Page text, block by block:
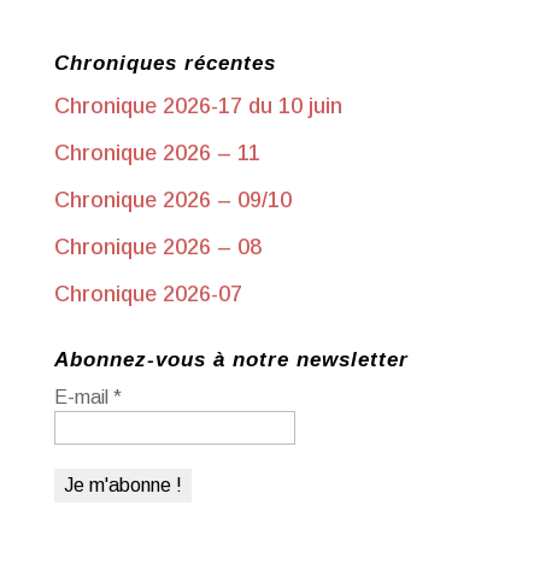
Chroniques récentes
Chronique 2026-17 du 10 juin
Chronique 2026 – 11
Chronique 2026 – 09/10
Chronique 2026 – 08
Chronique 2026-07
Abonnez-vous à notre newsletter
E-mail *